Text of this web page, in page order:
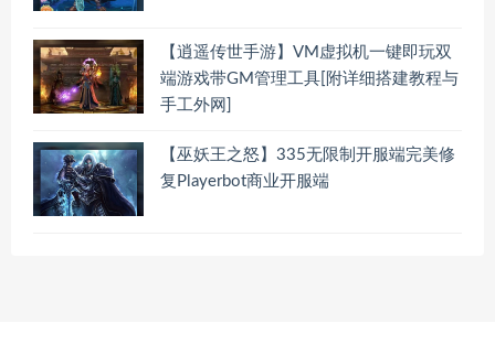
【逍遥传世手游】VM虚拟机一键即玩双
端游戏带GM管理工具[附详细搭建教程与
手工外网]
【巫妖王之怒】335无限制开服端完美修
复Playerbot商业开服端